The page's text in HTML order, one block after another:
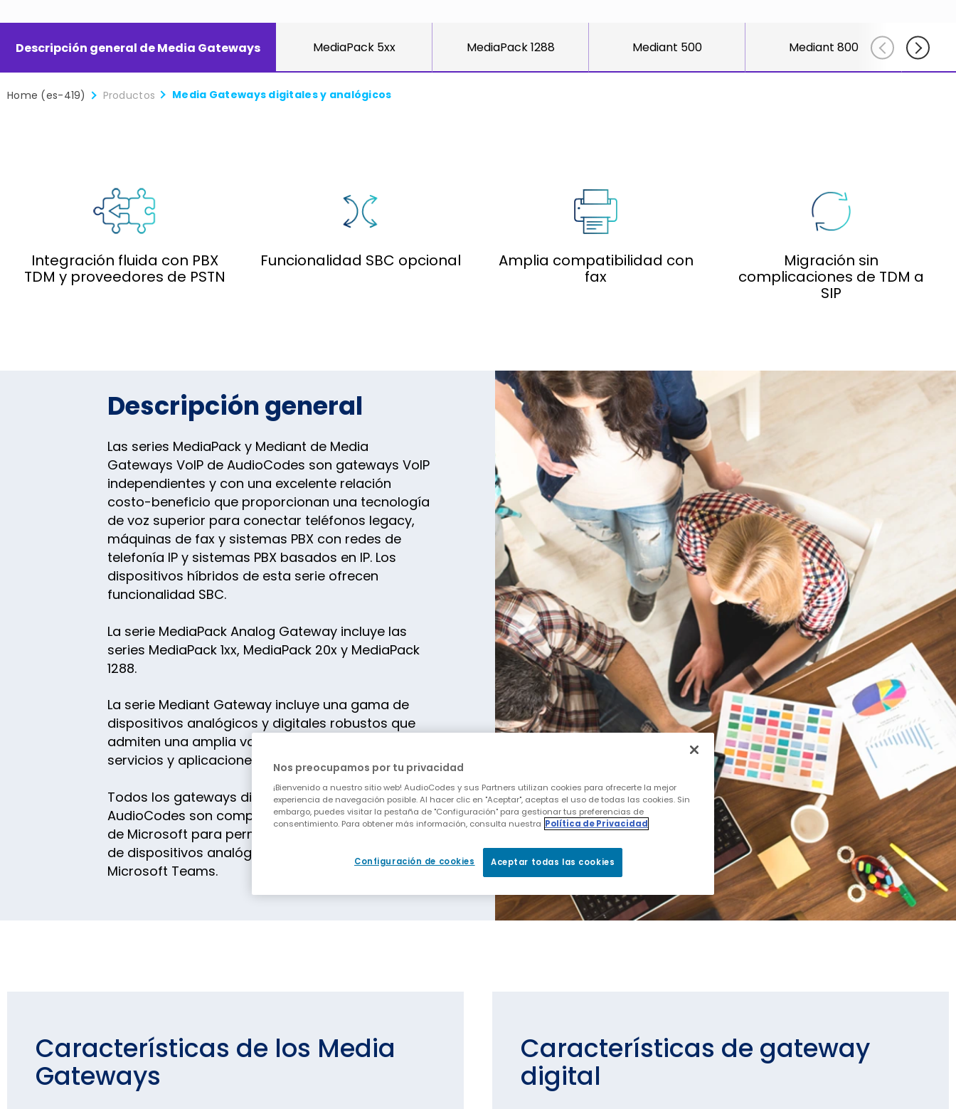
Read More
Read More
partners
and
Descripción general de Media Gateways MediaPack 5xx MediaPack 1288 Mediant 500 Mediant 800
Home (es-419) Productos Media Gateways digitales y analógicos
Integración fluida con PBX
TDM y proveedores de PSTN
Funcionalidad SBC opcional
Amplia compatibilidad con
fax
Migración sin
complicaciones de TDM a
SIP
Descripción general
Las series MediaPack y Mediant de Media
Gateways VoIP de AudioCodes son gateways VoIP
independientes y con una excelente relación
costo-beneficio que proporcionan una tecnología
de voz superior para conectar teléfonos legacy,
máquinas de fax y sistemas PBX con redes de
telefonía IP y sistemas PBX basados en IP. Los
dispositivos híbridos de esta serie ofrecen
funcionalidad SBC.
La serie MediaPack Analog Gateway incluye las
series MediaPack 1xx, MediaPack 20x y MediaPack
1288.
La serie Mediant Gateway incluye una gama de
dispositivos analógicos y digitales robustos que
admiten una amplia variedad de proveedores de
servicios y aplicaciones empresariales.
Todos los gateways digitales y analógicos de
AudioCodes son compatibles con el Gateway SIP
de Microsoft para permitir la integración directa
de dispositivos analógicos con el Phone System de
Microsoft Teams.
Características de los Media
Gateways
Características de gateway
digital
Nos preocupamos por tu privacidad
¡Bienvenido a nuestro sitio web! AudioCodes y sus Partners utilizan cookies para ofrecerte la mejor
experiencia de navegación posible. Al hacer clic en "Aceptar", aceptas el uso de todas las cookies. Sin
embargo, puedes visitar la pestaña de "Configuración" para gestionar tus preferencias de
consentimiento. Para obtener más información, consulta nuestra Política de Privacidad
Configuración de cookies Aceptar todas las cookies